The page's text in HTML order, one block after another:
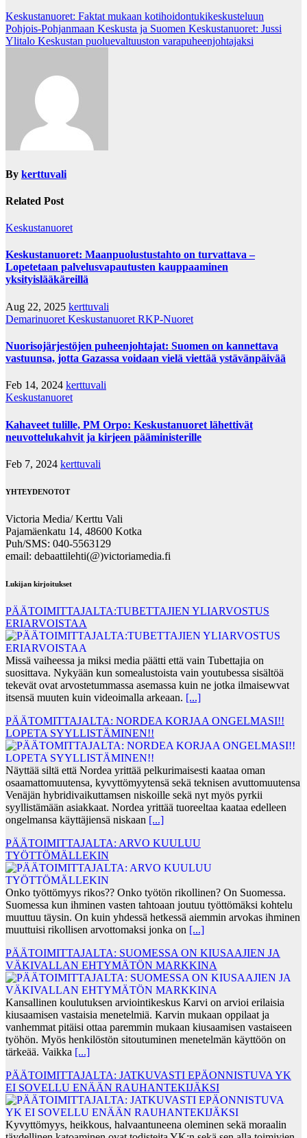
Post
navigation
Keskustanuoret: Faktat mukaan kotihoidontukikeskusteluun
Pohjois-Pohjanmaan Keskusta ja Suomen Keskustanuoret: Jussi
Ylitalo Keskustan puoluevaltuuston varapuheenjohtajaksi
By kerttuvali
Related Post
Keskustanuoret
Keskustanuoret: Maanpuolustustahto on turvattava –
Lopetetaan palvelusvapautusten kauppaaminen
yksityislääkäreillä
Aug 22, 2025 kerttuvali
Demarinuoret Keskustanuoret RKP-Nuoret
Nuorisojärjestöjen puheenjohtajat: Suomen on kannettava
vastuunsa, jotta Gazassa voidaan vielä viettää ystävänpäivää
Feb 14, 2024 kerttuvali
Keskustanuoret
Kahaveet tulille, PM Orpo: Keskustanuoret lähettivät
neuvottelukahvit ja kirjeen pääministerille
Feb 7, 2024 kerttuvali
YHTEYDENOTOT
Victoria Media/ Kerttu Vali
Pajamäenkatu 14, 48600 Kotka
Puh/SMS: 040-5563129
email: debaattilehti(@)victoriamedia.fi
Lukijan kirjoitukset
PÄÄTOIMITTAJALTA:TUBETTAJIEN YLIARVOSTUS
ERIARVOISTAA
Missä vaiheessa ja miksi media päätti että vain Tubettajia on
suosittava. Nykyään kun somealustoista vain youtubessa sisältöä
tekevät ovat arvostetummassa asemassa kuin ne jotka ilmaisewvat
itsensä muuten kuin videoimalla arkeaan. [...]
PÄÄTOMITTAJALTA: NORDEA KORJAA ONGELMASI!!
LOPETA SYYLLISTÄMINEN!!
Näyttää siltä että Nordea yrittää pelkurimaisesti kaataa oman
osaamattomuutensa, kyvyttömyytensä sekä teknisen avuttomuutensa
Venäjän hybridivaikuttamsen niskoille sekä nyt myös pyrkii
syyllistämään asiakkaat. Nordea yrittää tuoreeltaa kaataa edelleen
ongelmansa käyttäjiensä niskaan [...]
PÄÄTOIMITTAJALTA: ARVO KUULUU
TYÖTTÖMÄLLEKIN
Onko työttömyys rikos?? Onko työtön rikollinen? On Suomessa.
Suomessa kun ihminen vasten tahtoaan joutuu työttömäksi kohtelu
muuttuu täysin. On kuin yhdessä hetkessä aiemmin arvokas ihminen
muuttuisi rikollisen arvottomaksi jonka on [...]
PÄÄTOIMITTAJALTA: SUOMESSA ON KIUSAAJIEN JA
VÄKIVALLAN EHTYMÄTÖN MARKKINA
Kansallinen koulutuksen arviointikeskus Karvi on arvioi erilaisia
kiusaamisen vastaisia menetelmiä. Karvin mukaan oppilaat ja
vanhemmat pitäisi ottaa paremmin mukaan kiusaamisen vastaiseen
työhön. Myös henkilöstön sitoutuminen menetelmän käyttöön on
tärkeää. Vaikka [...]
PÄÄTOIMITTAJALTA: JATKUVASTI EPÄONNISTUVA YK
EI SOVELLU ENÄÄN RAUHANTEKIJÄKSI
Kyvyttömyys, heikkous, halvaantuneena oleminen sekä moraalin